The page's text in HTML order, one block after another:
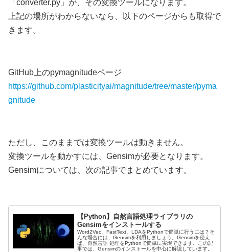
「converter.py」が、その変換ツールになります。
上記の場所がわからないなら、以下のページからも取得で
きます。
GitHub上のpymagnitudeページ
https://github.com/plasticityai/magnitude/tree/master/pyma
gnitude
ただし、このままでは変換ツールは動きません。
変換ツールを動かすには、Gensimが必要となります。
Gensimについては、次の記事でまとめています。
【Python】自然言語処理ライブラリの
Gensimをインストールする
Word2Vec、FastText、LDAをPythonで簡単に行うには？そ
んな場合には、Gensimを利用しましょう。Gensimを使え
ば、自然言語 処理をPythonで簡単に実現できます。この記
事では、Gensimのインストールを中心に解説しています。